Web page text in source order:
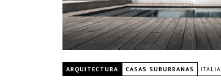
ARQUITECTURA CASAS SUBURBANAS ITALIA